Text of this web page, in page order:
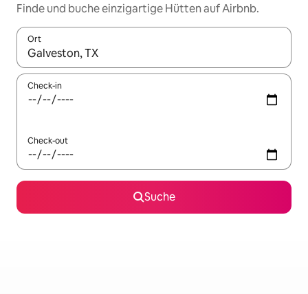
Finde und buche einzigartige Hütten auf Airbnb.
Ort
Wenn Ergebnisse verfügbar sind, navigiere mit den
Check-in
Check-out
Suche